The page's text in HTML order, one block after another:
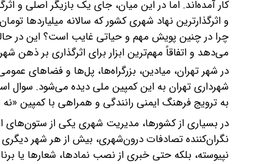
کار آمده‌اند. اما در این میان، جای یک بازیگر اصلی و
و اثرگذارترین نهاد شهری کشور که سالانه
چرا در چنین پویش مهم و حیاتی غایب است؟ این در
می‌دهد و اتفاقاً مهم‌ترین ابزار برای اثرگذاری بر
در شهر تهران، میادین، بزرگراه‌ها، پل‌ها و فضاهای
شهرداری تهران به این کمپین ملی دیده می‌شود.
به ترویج فرهنگ ایمنی رانندگی و همراهی با کمپین
در بسیاری از کشورها، مدیریت شهری یکی از
نگران‌کننده تصادفات درون‌شهری، بیش از هر شهر دیگری
نپیوسته، بلکه حتی خبری از نصب نمادها، شعارها یا